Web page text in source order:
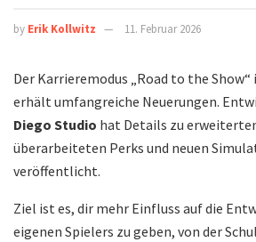
by Erik Kollwitz 11. Februar 2026
Der Karrieremodus „Road to the Show“
erhält umfangreiche Neuerungen.
Diego Studio hat Details zu
überarbeiteten Perks und neuen
veröffentlicht.
Ziel ist es, dir mehr Einfluss auf die
eigenen Spielers zu geben, von der